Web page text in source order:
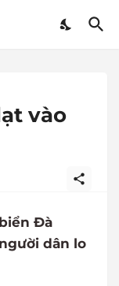
vào
Đà
dân lo